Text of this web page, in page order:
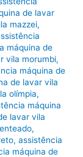
de lavar
mazzei,
máquina de
vila morumbi,
máquina de
de lavar vila
olímpia,
máquina
lavar vila
,
,assistência
máquina de